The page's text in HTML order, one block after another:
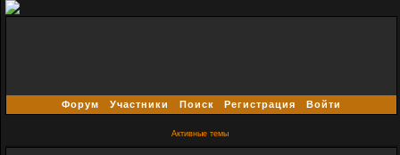
Форум Участники Поиск Регистрация Войти
Активные темы